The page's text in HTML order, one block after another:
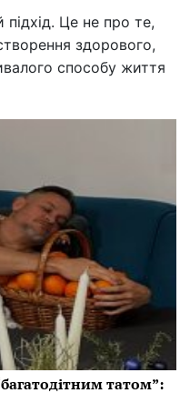
підхід. Це не про те,
здорового,
способу життя
татом”: